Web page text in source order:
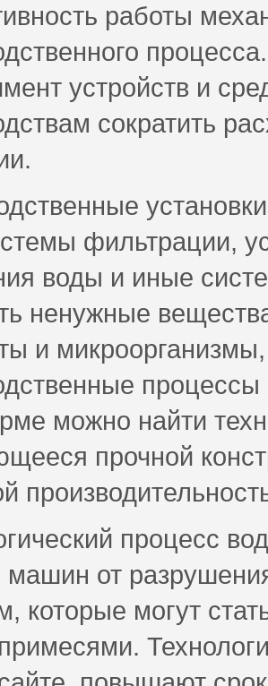
работы
устройств и
сократить
фильтрации,
воды и иные
ненужные
и
можно найти
прочной
процесс
от
которые могут